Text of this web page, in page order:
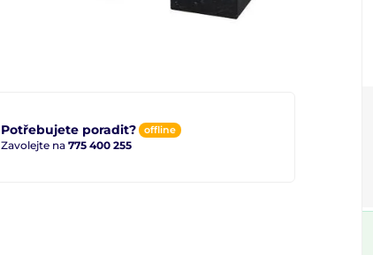
Potřebujete poradit? offline
Zavolejte na 775 400 255